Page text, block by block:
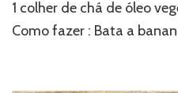
1 colher de chá de óleo
Como fazer : Bata a